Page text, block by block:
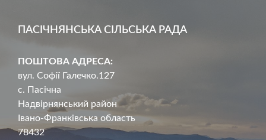
ПАСІЧНЯНСЬКА СІЛЬСЬКА РАДА
ПОШТОВА АДРЕСА:
вул. Софії Галечко.127
с. Пасічна
Надвірнянський район
Івано-Франківська область
78432